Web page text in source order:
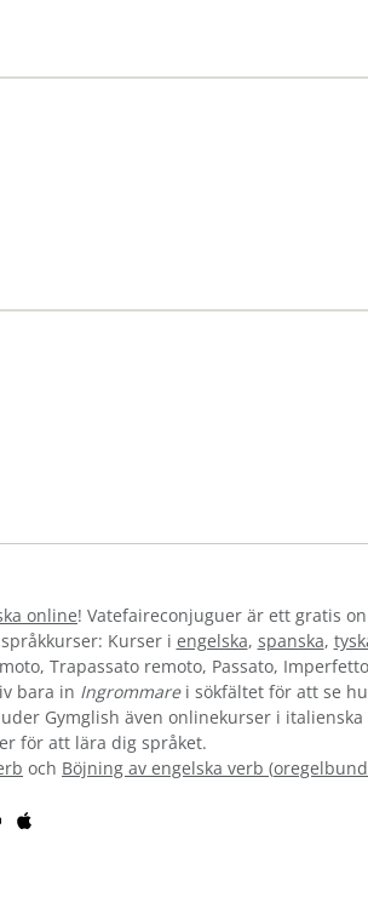
online! Vatefaireconjuguer är ett gratis
Kurser i engelska, spanska,
Trapassato remoto, Passato,
bara in Ingrommarei sökfältet för att se
Gymglish även onlinekurser i
för att lära dig språket.
och Böjning av engelska verb (